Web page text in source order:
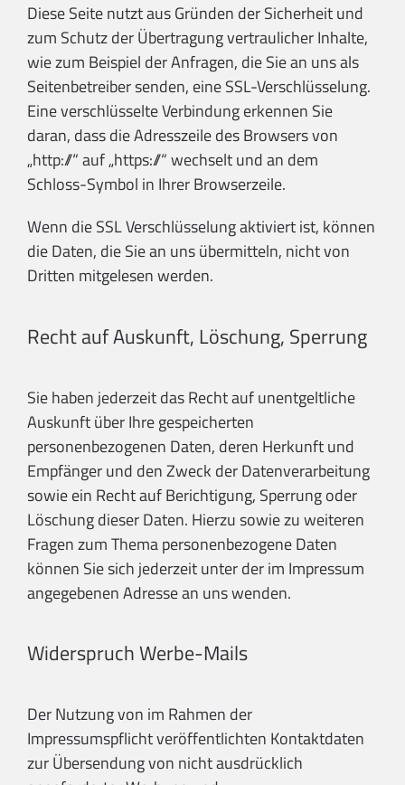
Diese Seite nutzt aus Gründen der Sicherheit und
zum Schutz der Übertragung vertraulicher Inhalte,
wie zum Beispiel der Anfragen, die Sie an uns als
Seitenbetreiber senden, eine SSL-Verschlüsselung.
Eine verschlüsselte Verbindung erkennen Sie
daran, dass die Adresszeile des Browsers von
„http://“ auf „https://“ wechselt und an dem
Schloss-Symbol in Ihrer Browserzeile.
Wenn die SSL Verschlüsselung aktiviert ist, können
die Daten, die Sie an uns übermitteln, nicht von
Dritten mitgelesen werden.
Recht auf Auskunft, Löschung, Sperrung
Sie haben jederzeit das Recht auf unentgeltliche
Auskunft über Ihre gespeicherten
personenbezogenen Daten, deren Herkunft und
Empfänger und den Zweck der Datenverarbeitung
sowie ein Recht auf Berichtigung, Sperrung oder
Löschung dieser Daten. Hierzu sowie zu weiteren
Fragen zum Thema personenbezogene Daten
können Sie sich jederzeit unter der im Impressum
angegebenen Adresse an uns wenden.
Widerspruch Werbe-Mails
Der Nutzung von im Rahmen der
Impressumspflicht veröffentlichten Kontaktdaten
zur Übersendung von nicht ausdrücklich